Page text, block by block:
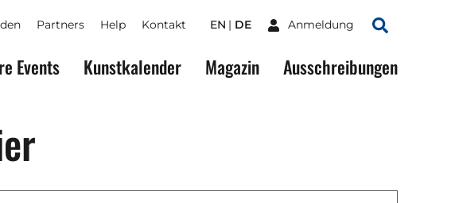
Partners Help Kontakt EN DE Anmeldung
Suchen
Events Kunstkalender Magazin Ausschreibungen